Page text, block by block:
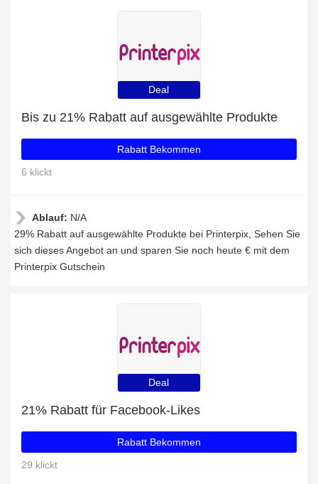
Deal
Bis zu 21% Rabatt auf ausgewählte Produkte
Rabatt Bekommen
6 klickt
Ablauf: N/A
29% Rabatt auf ausgewählte Produkte bei Printerpix, Sehen Sie
sich dieses Angebot an und sparen Sie noch heute € mit dem
Printerpix Gutschein
Deal
21% Rabatt für Facebook-Likes
Rabatt Bekommen
29 klickt